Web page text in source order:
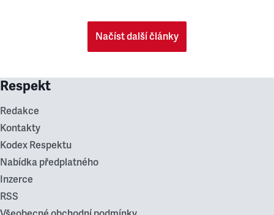
Načíst další články
Respekt
Redakce
Kontakty
Kodex Respektu
Nabídka předplatného
Inzerce
RSS